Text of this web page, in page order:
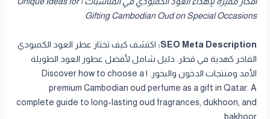
Gifting Cambodian Oud on Special Occasions
SEO Meta Description: اكتشف كيف تختار عطر العود الكمبودي
الفاخر كهدية في قطر. دليل شامل لأفضل عطور العود الطويلة
الأمد ومنتجات الدخون والبخور. | Discover how to choose a
premium Cambodian oud perfume as a gift in Qatar. A
complete guide to long-lasting oud fragrances, dukhoon, and
bakhoor.